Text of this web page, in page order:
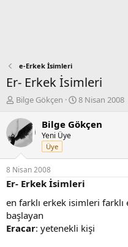
e-Erkek İsimleri
Er- Erkek İsimleri
K
n
b
u
y
u
b
a
l
a
t
Bilge Gökçen
B
ş
ı
ç
a
8 Nisan 2008
Bilge Gökçen
Yeni Üye
Üye
8 Nisan 2008
Er- Erkek İsimleri
en farklı erkek isimleri
başlayan
Eracar: yetenekli kişi